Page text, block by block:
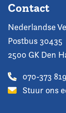
Contact
Nederlandse
Postbus 30435
2500 GK Den
070-373
Stuur ons